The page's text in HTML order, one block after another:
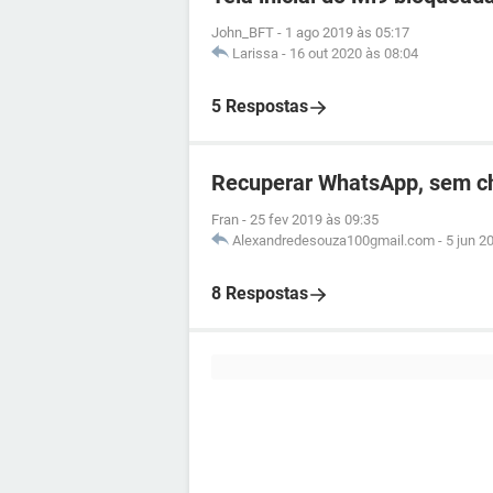
John_BFT - 1 ago 2019 às 05:17
Larissa - 16 out 2020 às 08:04
5 Respostas
Recuperar WhatsApp, sem
Fran - 25 fev 2019 às 09:35
Alexandredesouza100gmail.com - 5 jun
8 Respostas